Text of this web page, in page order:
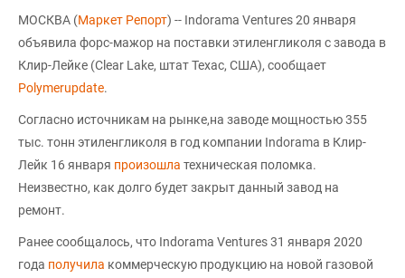
МОСКВА (Маркет Репорт) -- Indorama Ventures 20 января
объявила форс-мажор на поставки этиленгликоля с завода в
Клир-Лейке (Clear Lake, штат Техас, США), сообщает
Polymerupdate.
Согласно источникам на рынке,на заводе мощностью 355
тыс. тонн этиленгликоля в год компании Indorama в Клир-
Лейк 16 января произошла техническая поломка.
Неизвестно, как долго будет закрыт данный завод на
ремонт.
Ранее сообщалось, что Indorama Ventures 31 января 2020
года получила коммерческую продукцию на новой газовой